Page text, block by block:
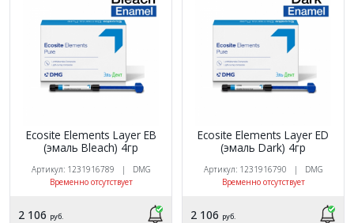
Ecosite Elements Layer EB
(эмаль Bleach) 4гр
Артикул: 1231916789 | DMG
Временно отсутствует
2 106 руб.
Ecosite Elements Layer ED
(эмаль Dark) 4гр
Артикул: 1231916790 | DMG
Временно отсутствует
2 106 руб.